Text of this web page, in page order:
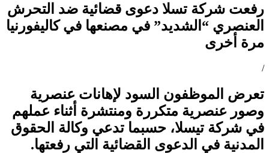
رفعت شركة تسلا دعوى قضائية ضد التحرش
العنصري “الشديد” في مصنعها في كاليفورنيا
مرة أخرى
/
تعرض الموظفون السود لإهانات عنصرية
وصور عنصرية متكررة ومنتشرة أثناء عملهم
في شركة تيسلا، حسبما تدعي وكالة الحقوق
المدنية في الدعوى القضائية التي رفعتها.